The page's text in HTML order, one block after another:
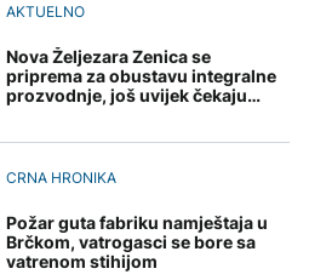
kovnica iz elektronskog
AKTUELNO
Nova Željezara Zenica se
priprema za obustavu integralne
prozvodnje, još uvijek čekaju
CRNA HRONIKA
Požar guta fabriku namještaja u
Brčkom, vatrogasci se bore sa
vatrenom stihijom